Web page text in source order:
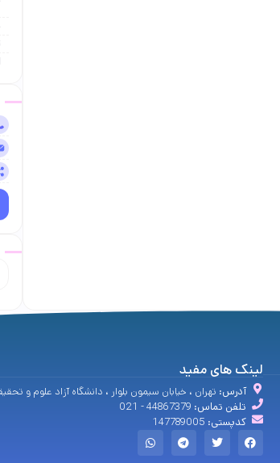
لینک های مفید
آدرس: تهران ، خیابان سیمون بلوار ، دانشگاه آزاد علوم و
تلفن تماس:
کدپستی: